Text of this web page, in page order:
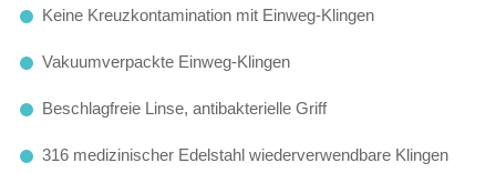
Keine Kreuzkontamination mit Einweg-Klingen
Vakuumverpackte Einweg-Klingen
Beschlagfreie Linse, antibakterielle Griff
316 medizinischer Edelstahl wiederverwendbare Klingen